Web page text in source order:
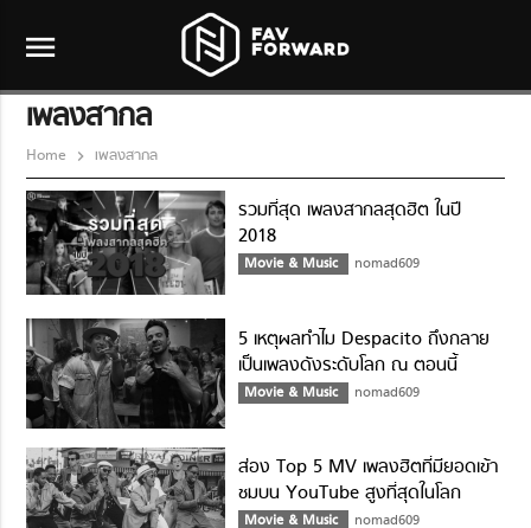
menu
เพลงสากล
Home เพลงสากล
รวมที่สุด เพลงสากลสุดฮิต ในปี
2018
Movie & Music nomad609
5 เหตุผลทำไม Despacito ถึงกลาย
เป็นเพลงดังระดับโลก ณ ตอนนี้
Movie & Music nomad609
ส่อง Top 5 MV เพลงฮิตที่มียอดเข้า
ชมบน YouTube สูงที่สุดในโลก
Movie & Music nomad609